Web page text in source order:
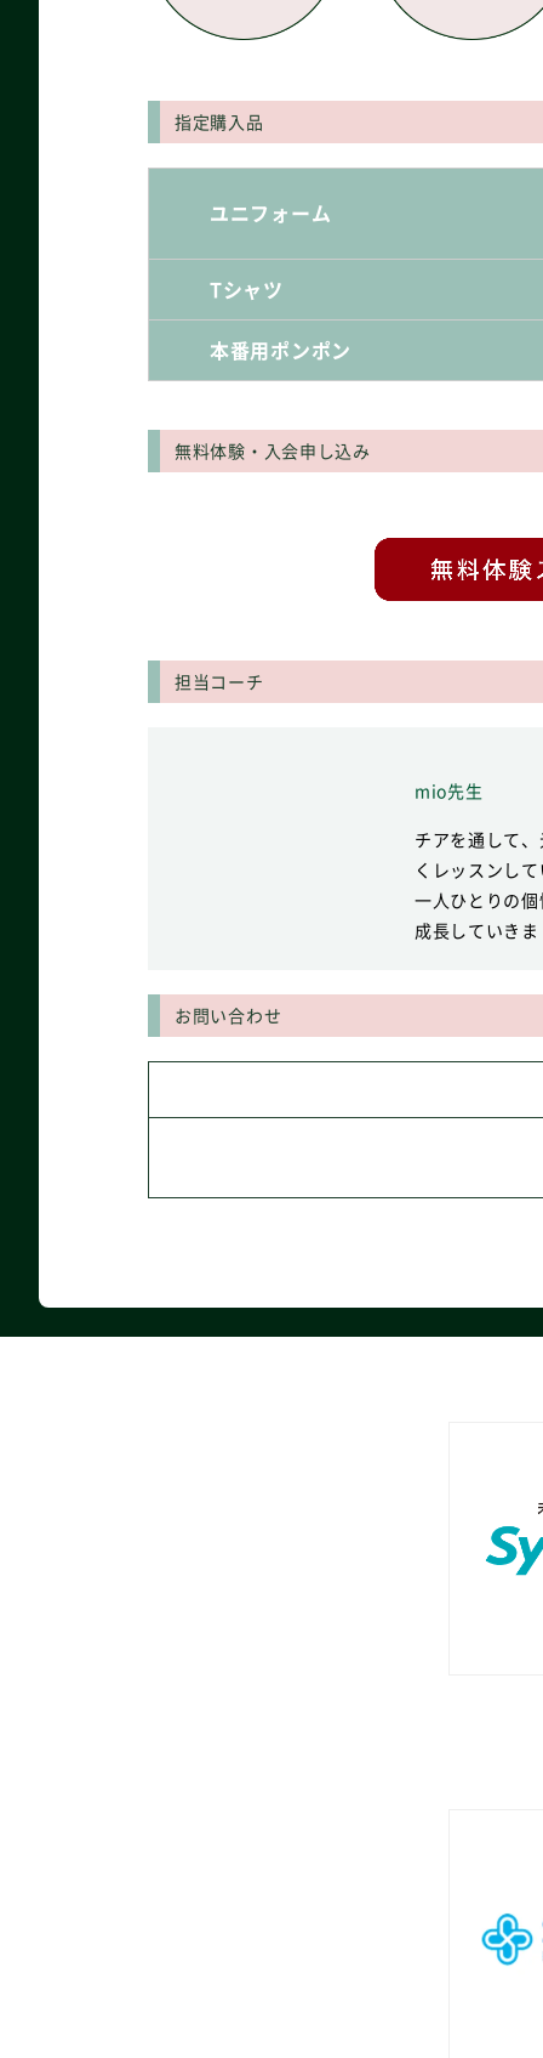
指定購入品
ユニフォーム
Tシャツ
本番用ポンポン
無料体験・入会申し込み
担当コーチ
mio先生
チアを通して
くレッスンし
一人ひとりの
成長していき
お問い合わせ